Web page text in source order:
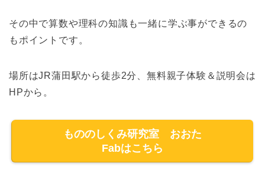
その中で算数や理科の知識も一緒に学ぶ事ができるの
もポイントです。
場所はJR蒲田駅から徒歩2分、無料親子体験＆説明会は
HPから。
もののしくみ研究室 おおた
Fabはこちら